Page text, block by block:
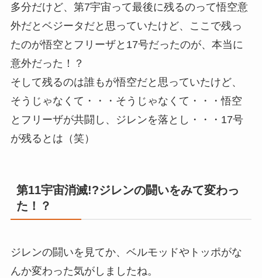
多分だけど、第7宇宙って最後に残るのって悟空意
外だとベジータだと思っていたけど、ここで残っ
たのが悟空とフリーザと17号だったのが、本当に
意外だった！？
そして残るのは誰もが悟空だと思っていたけど、
そうじゃなくて・・・そうじゃなくて・・・悟空
とフリーザが共闘し、ジレンを落とし・・・17号
が残るとは（笑）
第11宇宙消滅!?ジレンの闘いをみて変わっ
た！？
ジレンの闘いを見てか、ベルモッドやトッポがな
んか変わった気がしましたね。